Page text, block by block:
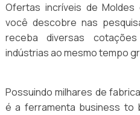
Ofertas incríveis de
você descobre nas
receba diversas
indústrias ao mesmo tempo
Possuindo milhares de
é a ferramenta business to